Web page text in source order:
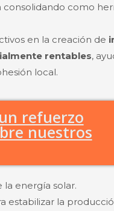
consolidando como
en la creación de
rentables,
local.
refuerzo
nuestros
energía solar.
estabilizar la